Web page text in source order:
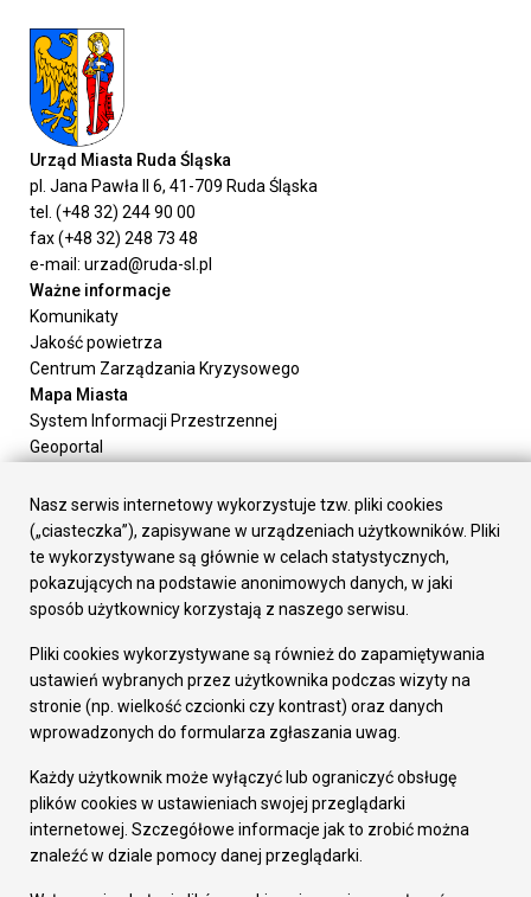
Urząd Miasta Ruda Śląska
pl. Jana Pawła II 6, 41-709 Ruda Śląska
tel. (+48 32) 244 90 00
fax (+48 32) 248 73 48
e-mail: urzad@ruda-sl.pl
Ważne informacje
Komunikaty
Jakość powietrza
Centrum Zarządzania Kryzysowego
Mapa Miasta
System Informacji Przestrzennej
Geoportal
Załatw sprawę
Prezydent Miasta
Rada Miasta
Wydziały
Elektroniczna Skrzynka Podawcza
Gospodarka
Fundusze europejskie
Środki krajowe
Oferty inwestycyjne
Pozostałe
Deklaracja dostępności
Dane osobowe
Dodaj opinię o witrynie
Nasz serwis internetowy wykorzystuje tzw. pliki cookies
(„ciasteczka”), zapisywane w urządzeniach użytkowników. Pliki
te wykorzystywane są głównie w celach statystycznych,
pokazujących na podstawie anonimowych danych, w jaki
sposób użytkownicy korzystają z naszego serwisu.
Pliki cookies wykorzystywane są również do zapamiętywania
ustawień wybranych przez użytkownika podczas wizyty na
stronie (np. wielkość czcionki czy kontrast) oraz danych
wprowadzonych do formularza zgłaszania uwag.
Każdy użytkownik może wyłączyć lub ograniczyć obsługę
plików cookies w ustawieniach swojej przeglądarki
internetowej. Szczegółowe informacje jak to zrobić można
znaleźć w dziale pomocy danej przeglądarki.